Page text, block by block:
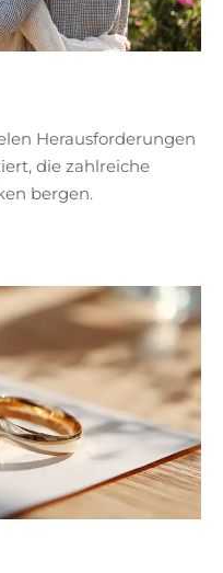
Herausforderungen
die zahlreiche
bergen.